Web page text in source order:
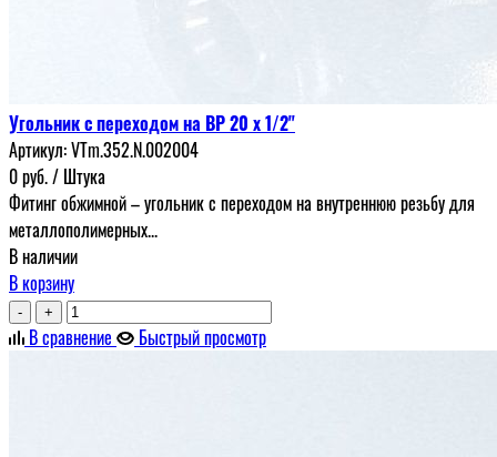
Угольник с переходом на ВР 20 х 1/2"
Артикул:VTm.352.N.002004
0руб./ Штука
Фитинг обжимной – угольник с переходом на внутреннюю резьбу для
металлополимерных...
В наличии
В корзину
- +
В сравнение Быстрый просмотр